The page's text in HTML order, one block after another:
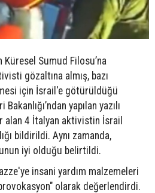
Küresel Sumud Filosu’na
gözaltına almış, bazı
için İsrail'e götürüldüğü
yapılan yazılı
alan 4 İtalyan aktivistin İsrail
bildirildi. Aynı zamanda,
iyi olduğu belirtildi.
insani yardım malzemeleri
olarak değerlendirdi.